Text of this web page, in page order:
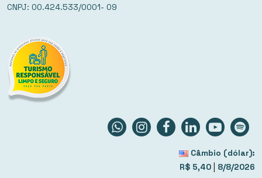
CNPJ: 00.424.533/0001- 09
Câmbio (dólar):
R$ 5,40 | 8/8/2026